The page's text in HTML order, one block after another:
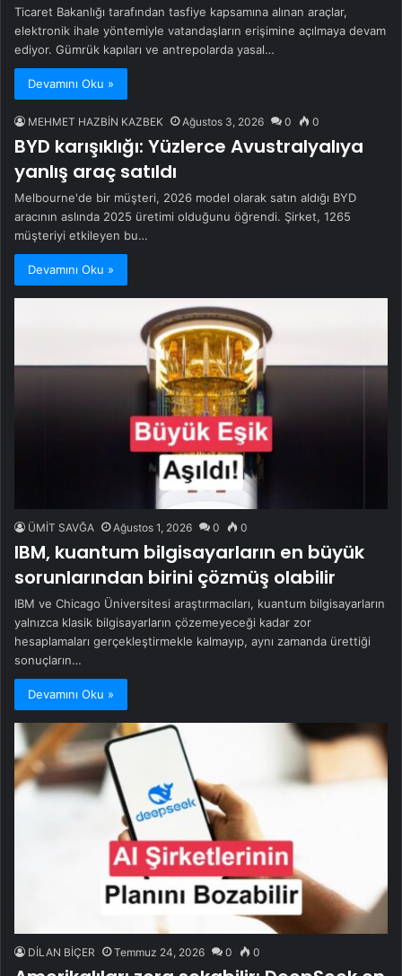
Ticaret Bakanlığı tarafından tasfiye kapsamına alınan araçlar,
elektronik ihale yöntemiyle vatandaşların erişimine açılmaya devam
ediyor. Gümrük kapıları ve antrepolarda yasal…
Devamını Oku »
MEHMET HAZBİN KAZBEK Ağustos 3, 2026 0 0
BYD karışıklığı: Yüzlerce Avustralyalıya
yanlış araç satıldı
Melbourne'de bir müşteri, 2026 model olarak satın aldığı BYD
aracının aslında 2025 üretimi olduğunu öğrendi. Şirket, 1265
müşteriyi etkileyen bu…
Devamını Oku »
ÜMİT SAVĞA Ağustos 1, 2026 0 0
IBM, kuantum bilgisayarların en büyük
sorunlarından birini çözmüş olabilir
IBM ve Chicago Üniversitesi araştırmacıları, kuantum bilgisayarların
yalnızca klasik bilgisayarların çözemeyeceği kadar zor
hesaplamaları gerçekleştirmekle kalmayıp, aynı zamanda ürettiği
sonuçların…
Devamını Oku »
DİLAN BİÇER Temmuz 24, 2026 0 0